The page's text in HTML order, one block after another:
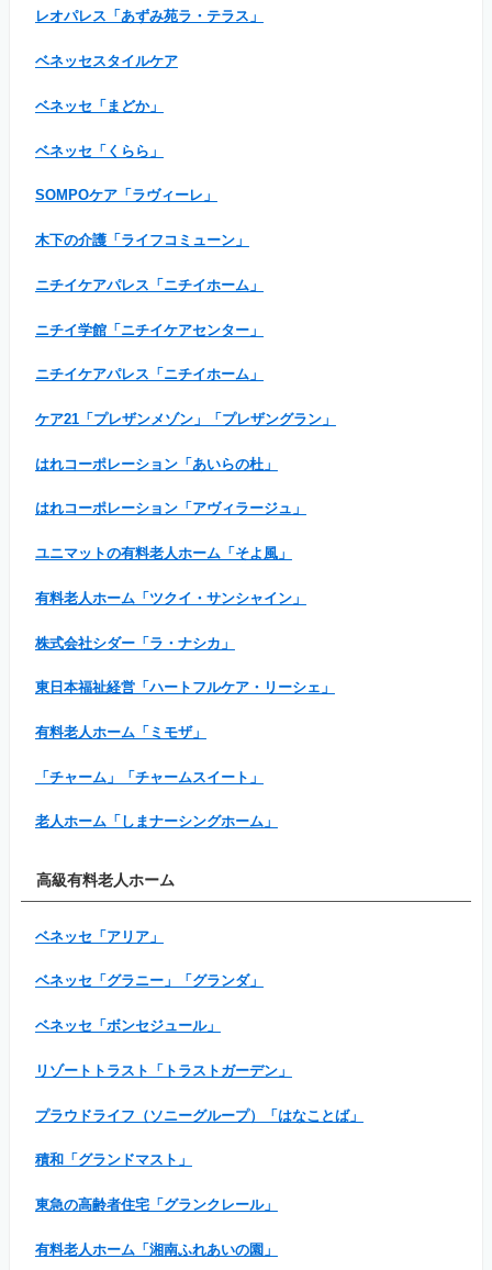
レオパレス「あずみ苑ラ・テラス」
ベネッセスタイルケア
ベネッセ「まどか」
ベネッセ「くらら」
SOMPOケア「ラヴィーレ」
木下の介護「ライフコミューン」
ニチイケアパレス「ニチイホーム」
ニチイ学館「ニチイケアセンター」
ニチイケアパレス「ニチイホーム」
ケア21「プレザンメゾン」「プレザングラン」
はれコーポレーション「あいらの杜」
はれコーポレーション「アヴィラージュ」
ユニマットの有料老人ホーム「そよ風」
有料老人ホーム「ツクイ・サンシャイン」
株式会社シダー「ラ・ナシカ」
東日本福祉経営「ハートフルケア・リーシェ」
有料老人ホーム「ミモザ」
「チャーム」「チャームスイート」
老人ホーム「しまナーシングホーム」
高級有料老人ホーム
ベネッセ「アリア」
ベネッセ「グラニー」「グランダ」
ベネッセ「ボンセジュール」
リゾートトラスト「トラストガーデン」
プラウドライフ（ソニーグループ）「はなことば」
積和「グランドマスト」
東急の高齢者住宅「グランクレール」
有料老人ホーム「湘南ふれあいの園」